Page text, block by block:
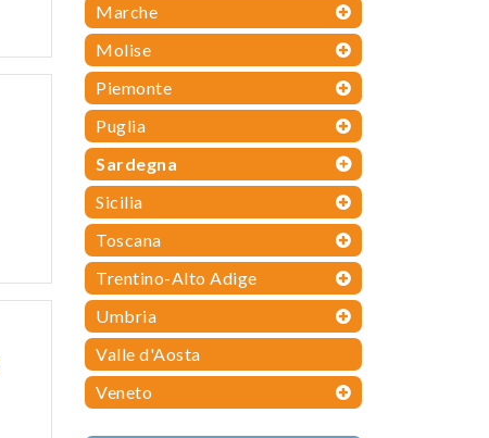
Marche
Molise
Piemonte
Puglia
Sardegna
Sicilia
Toscana
Trentino-Alto Adige
Umbria
Valle d'Aosta
Veneto